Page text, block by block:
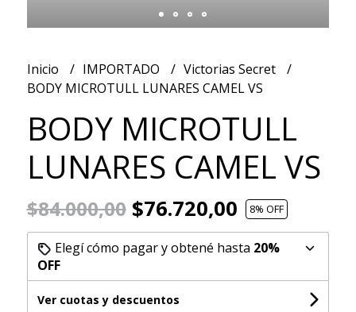
Inicio IMPORTADO
Victorias Secret
BODY MICROTULL LUNARES CAMEL VS
BODY MICROTULL
LUNARES CAMEL VS
$84.000,00$76.720,00 8% OFF
Elegí cómo pagar y obtené hasta 20%
OFF
Ver cuotas y descuentos